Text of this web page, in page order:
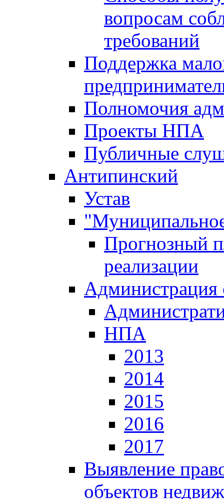
вопросам
требований
Поддержка
Полномочия
Проекты НПА
Публичные
Антипинский
Устав
Прогнозный
реализации
Администрация
НПА
2013
2014
2015
2016
2017
Выявление
объектов